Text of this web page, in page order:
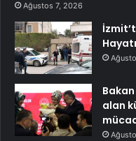
Ağustos 7, 2026
alan